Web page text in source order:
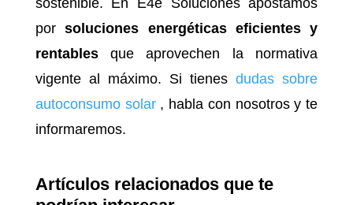
sostenible. En E4e Soluciones apostamos
porsoluciones energéticas eficientes y
rentablesque aprovechen la normativa
vigente al máximo. Si tienesdudas sobre
autoconsumo solar , habla con nosotros y te
informaremos.
Artículos relacionados que te